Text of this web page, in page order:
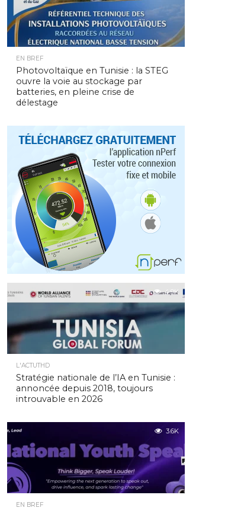
EN BREF
Photovoltaïque en Tunisie : la STEG
ouvre la voie au stockage par
batteries, en pleine crise de
délestage
4.9K
L'ACTUTHD
Stratégie nationale de l’IA en Tunisie :
annoncée depuis 2018, toujours
introuvable en 2026
3.6K
EN BREF